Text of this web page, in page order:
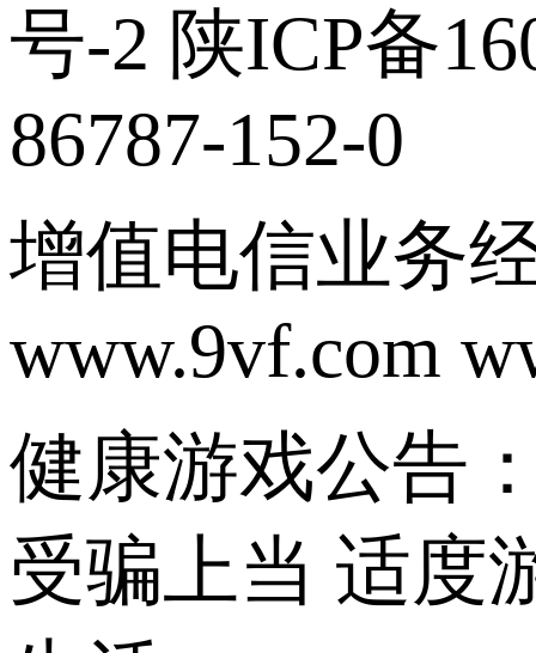
号-2 陕ICP备
86787-152-0
增值电信业务
www.9vf.com
健康游戏公告
受骗上当 适度